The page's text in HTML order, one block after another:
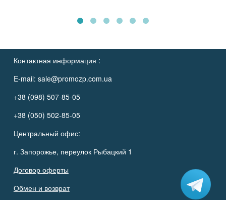
Контактная информация :
E-mail: sale@promozp.com.ua
+38 (098) 507-85-05
+38 (050) 502-85-05
Центральный офис:
г. Запорожье, переулок Рыбацкий 1
Договор оферты
Обмен и возврат